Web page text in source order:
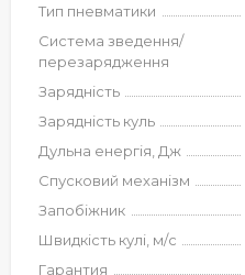
Тип пневматики
Система зведення/
перезарядження
Зарядність
Зарядність куль
Дульна енергія, Дж
Спусковий механізм
Запобіжник
Швидкість кулі, м/с
Гарантия